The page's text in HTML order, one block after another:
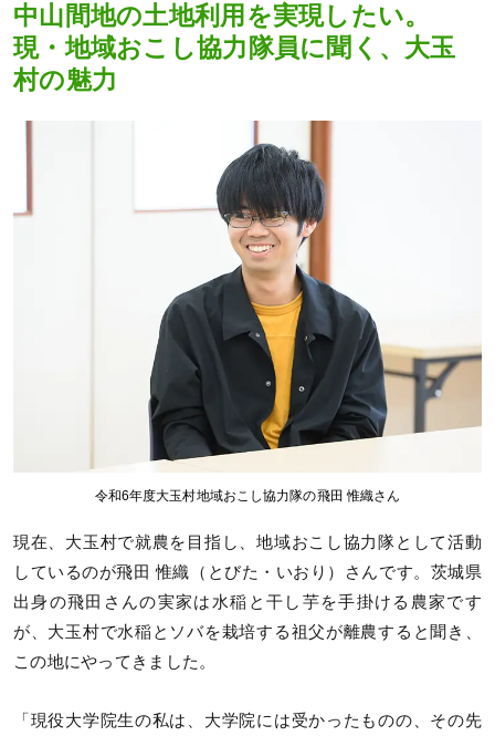
中山間地の土地利用を実現したい。
現・地域おこし協力隊員に聞く、大玉
村の魅力
令和6年度大玉村地域おこし協力隊の飛田 惟織さん
現在、大玉村で就農を目指し、地域おこし協力隊として活動
しているのが飛田 惟織（とびた・いおり）さんです。茨城県
出身の飛田さんの実家は水稲と干し芋を手掛ける農家です
が、大玉村で水稲とソバを栽培する祖父が離農すると聞き、
この地にやってきました。
「現役大学院生の私は、大学院には受かったものの、その先